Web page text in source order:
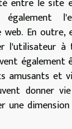
En outre,
l'utilisateur à
amusants et
donner